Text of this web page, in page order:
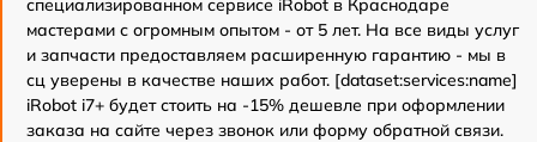
специализированном сервисе iRobot в Краснодаре
мастерами с огромным опытом - от 5 лет. На все виды услуг
и запчасти предоставляем расширенную гарантию - мы в
сц уверены в качестве наших работ. [dataset:services:name]
iRobot i7+ будет стоить на -15% дешевле при оформлении
заказа на сайте через звонок или форму обратной связи.